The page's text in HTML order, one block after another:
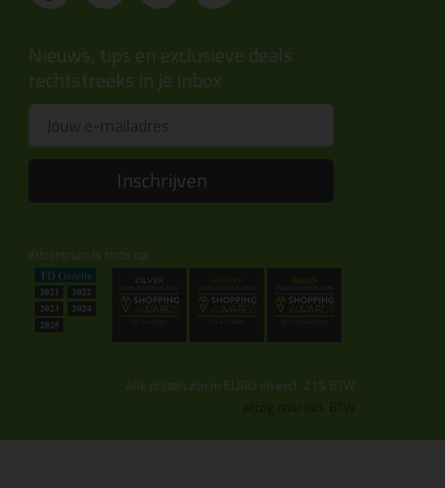
Nieuws, tips en exclusieve deals
rechtstreeks in je inbox
Inschrijven
Kitcentrum is trots op:
Alle prijzen zijn in EURO en excl. 21% BTW